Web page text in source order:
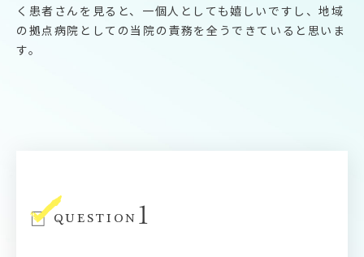
く患者さんを見ると、一個人としても嬉しいですし、地域
の拠点病院としての当院の責務を全うできていると思いま
す。
QUESTION 1